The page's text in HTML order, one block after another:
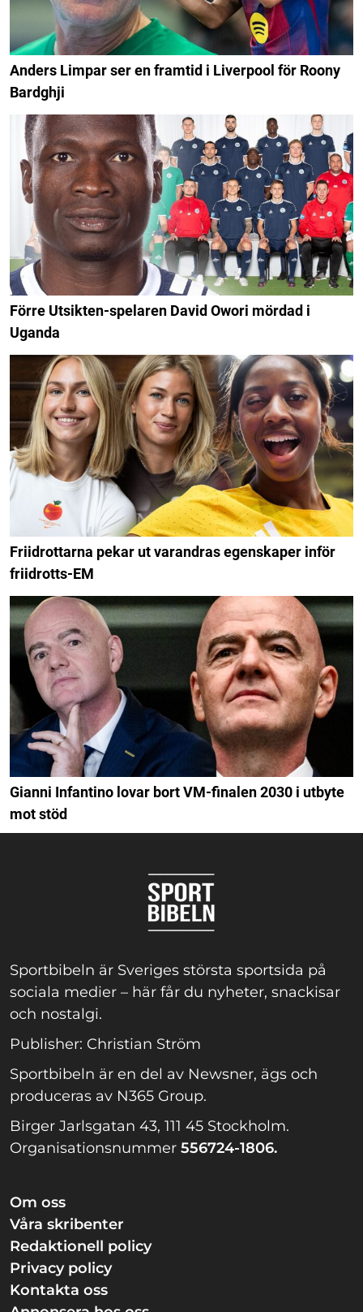
Anders Limpar ser en framtid i Liverpool för Roony
Bardghji
Förre Utsikten-spelaren David Owori mördad i
Uganda
Friidrottarna pekar ut varandras egenskaper inför
friidrotts-EM
Gianni Infantino lovar bort VM-finalen 2030 i utbyte
mot stöd
Sportbibeln är Sveriges största sportsida på
sociala medier – här får du nyheter, snackisar
och nostalgi.
Publisher: Christian Ström
Sportbibeln är en del av Newsner, ägs och
produceras av N365 Group.
Birger Jarlsgatan 43, 111 45 Stockholm.
Organisationsnummer 556724-1806.
Om oss
Våra skribenter
Redaktionell policy
Privacy policy
Kontakta oss